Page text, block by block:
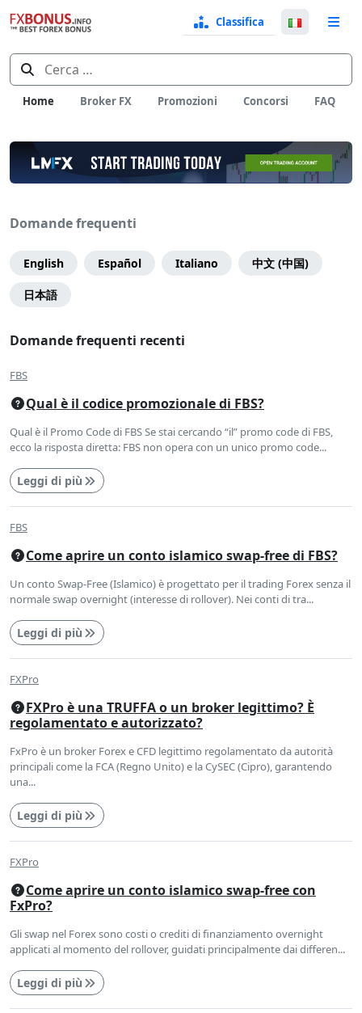
Ricerca
per:
Classifica
Lingua
Home Broker FX Promozioni Concorsi FAQ
Domande frequenti
Menu
di
pagina
Categorie
English Español Italiano 中文 (中国)
日本語
Domande frequenti recenti
FBS
Qual è il codice promozionale di FBS?
Qual è il Promo Code di FBS Se stai cercando “il” promo code di FBS,
ecco la risposta diretta: FBS non opera con un unico promo code...
Leggi di più
FBS
Come aprire un conto islamico swap-free di FBS?
Un conto Swap-Free (Islamico) è progettato per il trading Forex senza il
normale swap overnight (interesse di rollover). Nei conti di tra...
Leggi di più
FXPro
FXPro è una TRUFFA o un broker legittimo? È
regolamentato e autorizzato?
FxPro è un broker Forex e CFD legittimo regolamentato da autorità
principali come la FCA (Regno Unito) e la CySEC (Cipro), garantendo
una...
Leggi di più
FXPro
Come aprire un conto islamico swap-free con
FxPro?
Gli swap nel Forex sono costi o crediti di finanziamento overnight
applicati al momento del rollover, guidati principalmente dai differen...
Leggi di più